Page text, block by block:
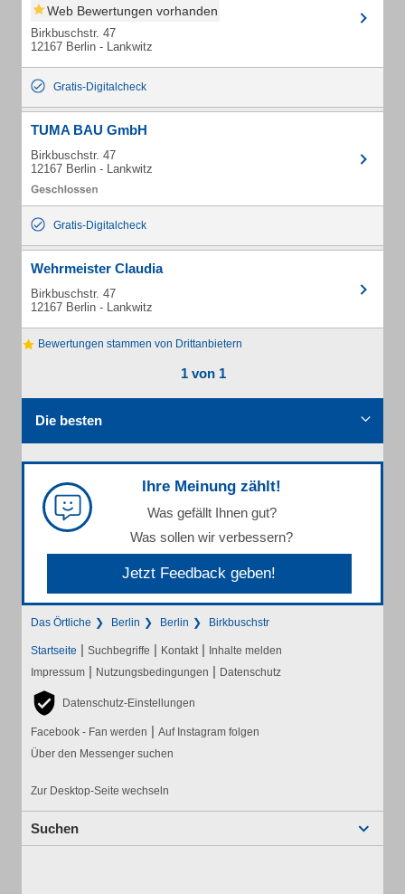
Web Bewertungen vorhanden
Birkbuschstr. 47
12167 Berlin - Lankwitz
Gratis-Digitalcheck
TUMA BAU GmbH
Birkbuschstr. 47
12167 Berlin - Lankwitz
Gratis-Digitalcheck
Wehrmeister Claudia
Birkbuschstr. 47
12167 Berlin - Lankwitz
Bewertungen stammen von Drittanbietern
1 von 1
Die besten
Ihre Meinung zählt!
Was gefällt Ihnen gut?
Was sollen wir verbessern?
Jetzt Feedback geben!
Das Örtliche Berlin Berlin Birkbuschstr
Startseite | Suchbegriffe | Kontakt | Inhalte melden
Impressum | Nutzungsbedingungen | Datenschutz
Datenschutz-Einstellungen
Facebook - Fan werden | Auf Instagram folgen
Über den Messenger suchen
Zur Desktop-Seite wechseln
Suchen